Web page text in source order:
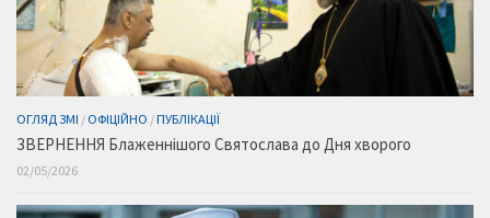
ОГЛЯД ЗМІ / ОФІЦІЙНО /ПУБЛІКАЦІЇ
ЗВЕРНЕННЯ Блаженнішого Святослава до Дня хворого
02/05/2026